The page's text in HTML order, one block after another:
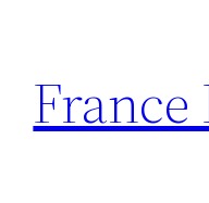
contenu
France